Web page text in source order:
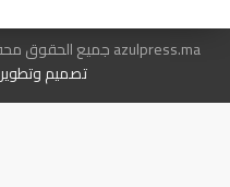
azulpress.ma جميع الحقوق محفوظة
تصميم وتطوير